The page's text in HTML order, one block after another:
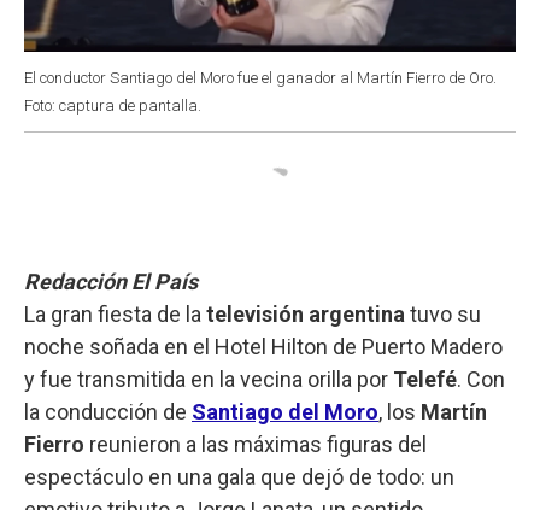
El conductor Santiago del Moro fue el ganador al Martín Fierro de Oro.
Foto: captura de pantalla.
Redacción El País
La gran fiesta de la televisión argentina tuvo su
noche soñada en el Hotel Hilton de Puerto Madero
y fue transmitida en la vecina orilla por Telefé. Con
la conducción de Santiago del Moro, los Martín
Fierro reunieron a las máximas figuras del
espectáculo en una gala que dejó de todo: un